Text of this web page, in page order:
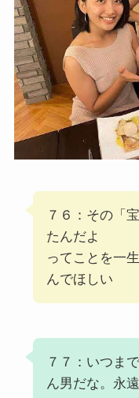
７６：その「
たんだよ
ってことを一
んでほしい
７７：いつま
ん男だな。永